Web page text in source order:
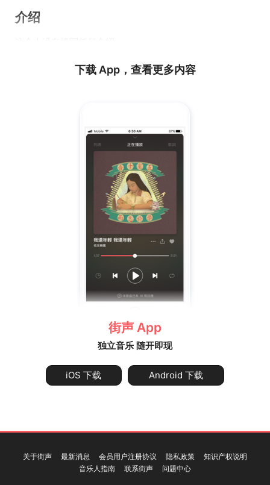
介绍
下载 App，查看更多内容
街声 App
独立音乐 随开即现
iOS 下载 Android 下载
关于街声 最新消息 会员用户注册协议 隐私政策
知识产权说明
音乐人指南
联系街声 问题中心